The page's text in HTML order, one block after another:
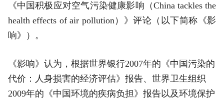
《中国积极应对空气污染健康影响（China tackles the
health effects of air pollution）》评论（以下简称《影
响》）。
《影响》认为，根据世界银行2007年的《中国污染的
代价：人身损害的经济评估》报告、世界卫生组织
2009年的《中国环境的疾病负担》报告以及环境保护